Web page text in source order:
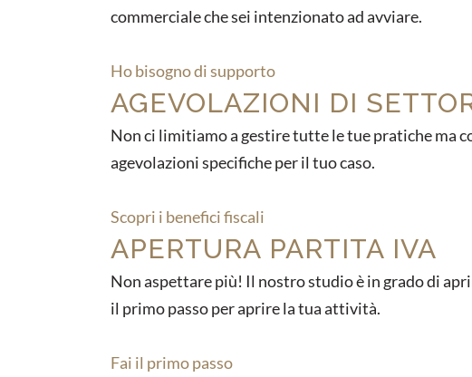
commerciale che sei intenzionato ad avviare.
Ho bisogno di supporto
AGEVOLAZIONI DI
Non ci limitiamo a gestire tutte le tue pratiche ma
agevolazioni specifiche per il tuo caso.
Scopri i benefici fiscali
APERTURA PARTITA IVA
Non aspettare più! Il nostro studio è in grado di
il primo passo per aprire la tua attività.
Fai il primo passo